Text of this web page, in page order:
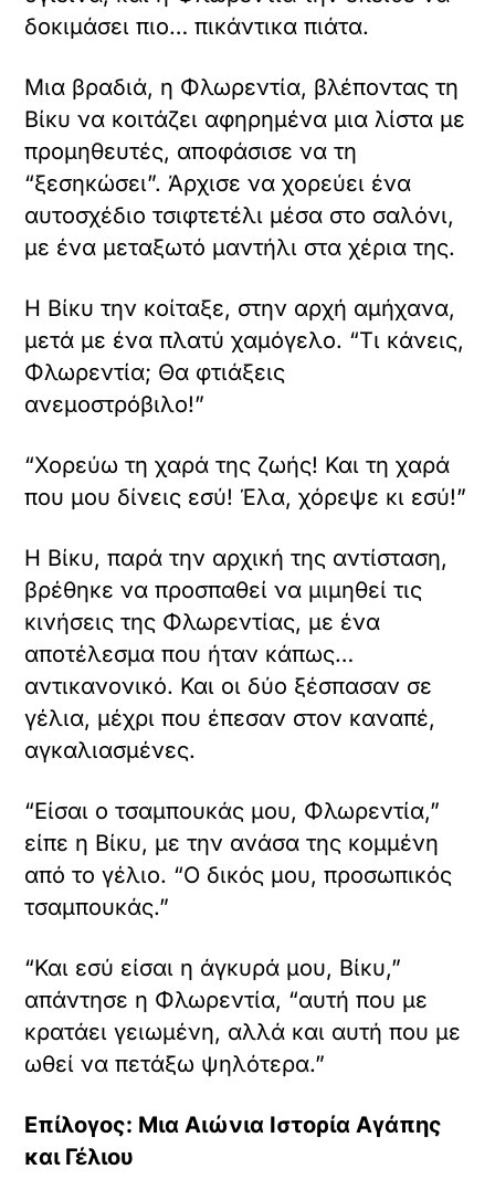
δοκιμάσει πιο… πικάντικα πιάτα.
Μια βραδιά, η Φλωρεντία, βλέποντας τη
Βίκυ να κοιτάζει αφηρημένα μια λίστα με
προμηθευτές, αποφάσισε να τη
“ξεσηκώσει”. Άρχισε να χορεύει ένα
αυτοσχέδιο τσιφτετέλι μέσα στο σαλόνι,
με ένα μεταξωτό μαντήλι στα χέρια της.
Η Βίκυ την κοίταξε, στην αρχή αμήχανα,
μετά με ένα πλατύ χαμόγελο. “Τι κάνεις,
Φλωρεντία; Θα φτιάξεις
ανεμοστρόβιλο!”
“Χορεύω τη χαρά της ζωής! Και τη χαρά
που μου δίνεις εσύ! Έλα, χόρεψε κι εσύ!”
Η Βίκυ, παρά την αρχική της αντίσταση,
βρέθηκε να προσπαθεί να μιμηθεί τις
κινήσεις της Φλωρεντίας, με ένα
αποτέλεσμα που ήταν κάπως…
αντικανονικό. Και οι δύο ξέσπασαν σε
γέλια, μέχρι που έπεσαν στον καναπέ,
αγκαλιασμένες.
“Είσαι ο τσαμπουκάς μου, Φλωρεντία,”
είπε η Βίκυ, με την ανάσα της κομμένη
από το γέλιο. “Ο δικός μου, προσωπικός
τσαμπουκάς.”
“Και εσύ είσαι η άγκυρά μου, Βίκυ,”
απάντησε η Φλωρεντία, “αυτή που με
κρατάει γειωμένη, αλλά και αυτή που με
ωθεί να πετάξω ψηλότερα.”
Επίλογος: Μια Αιώνια Ιστορία Αγάπης
και Γέλιου